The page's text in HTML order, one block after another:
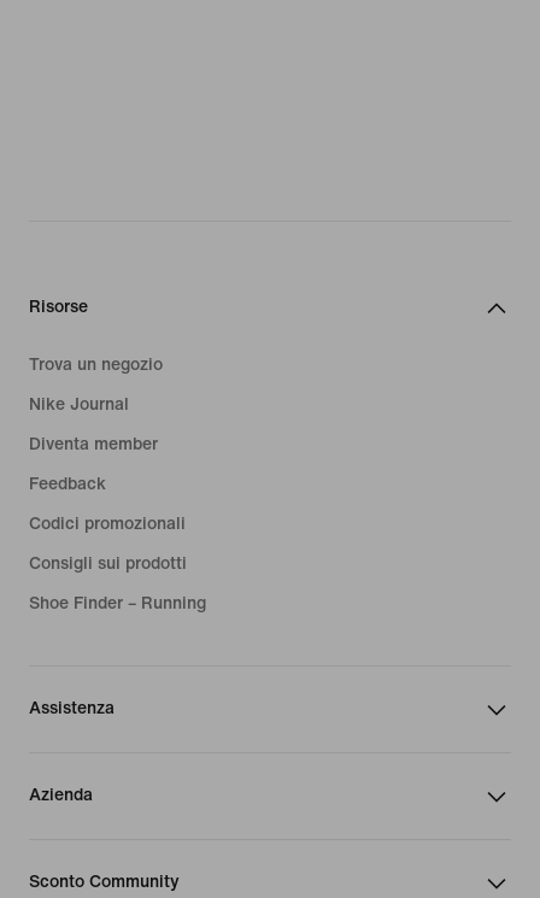
Risorse
Trova un negozio
Nike Journal
Diventa member
Feedback
Codici promozionali
Consigli sui prodotti
Shoe Finder – Running
Assistenza
Azienda
Sconto Community